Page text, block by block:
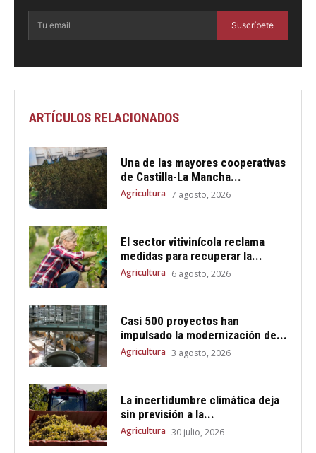
Suscríbete
ARTÍCULOS RELACIONADOS
Una de las mayores cooperativas
de Castilla-La Mancha...
Agricultura 7 agosto, 2026
El sector vitivinícola reclama
medidas para recuperar la...
Agricultura 6 agosto, 2026
Casi 500 proyectos han
impulsado la modernización de...
Agricultura 3 agosto, 2026
La incertidumbre climática deja
sin previsión a la...
Agricultura 30 julio, 2026